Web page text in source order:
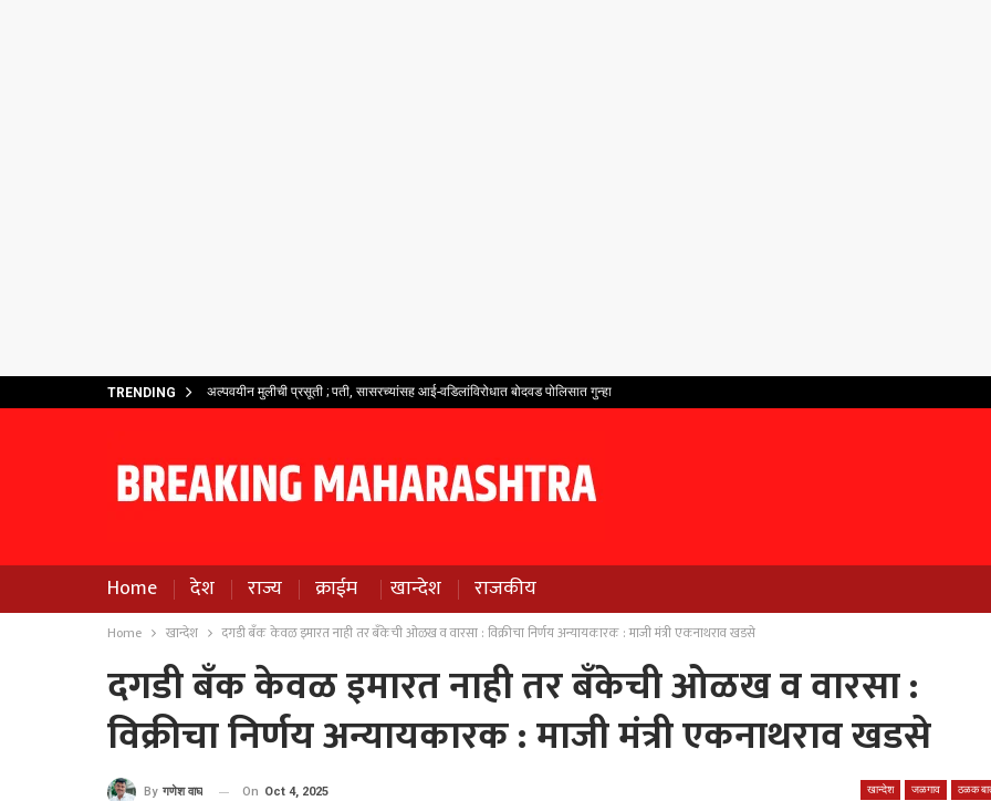
TRENDING अल्पवयीन मुलीची प्रसूती ; पती, सासरच्यांसह आई-वडिलांविरोधात बोदवड पोलिसात गुन्हा
Home देश राज्य क्राईम खान्देश राजकीय
Home खान्देश दगडी बँक केवळ इमारत नाही तर बँकेची ओळख व वारसा : विक्रीचा निर्णय अन्यायकारक : माजी मंत्री एकनाथराव खडसे
दगडी बँक केवळ इमारत नाही तर बँकेची ओळख व वारसा :
विक्रीचा निर्णय अन्यायकारक : माजी मंत्री एकनाथराव खडसे
खान्देश जळगाव ठळक
By गणेश वाघ On Oct 4, 2025